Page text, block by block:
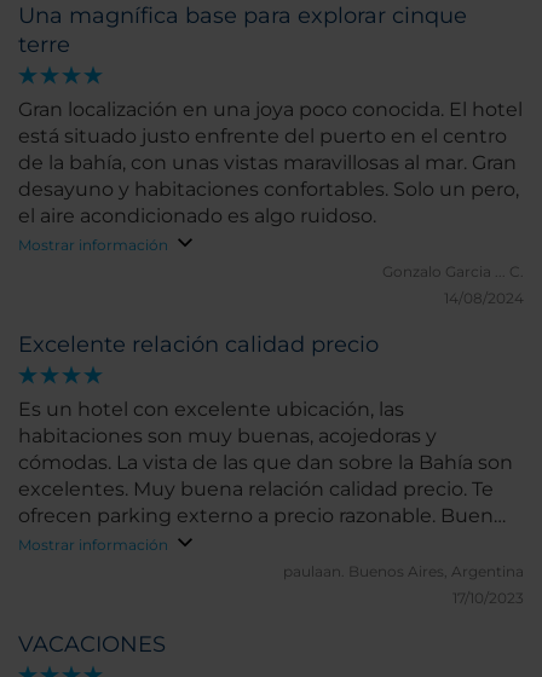
Una magnífica base para explorar cinque
terre
Gran localización en una joya poco conocida. El hotel
está situado justo enfrente del puerto en el centro
de la bahía, con unas vistas maravillosas al mar. Gran
desayuno y habitaciones confortables. Solo un pero,
el aire acondicionado es algo ruidoso.
Mostrar información
Gonzalo Garcia ... C.
14/08/2024
Excelente relación calidad precio
Es un hotel con excelente ubicación, las
habitaciones son muy buenas, acojedoras y
cómodas. La vista de las que dan sobre la Bahía son
excelentes. Muy buena relación calidad precio. Te
ofrecen parking externo a precio razonable. Buen
restaurante y muy buena atención, buenos platos
de la región, excelente vista.
Mostrar información
paulaan. Buenos Aires, Argentina
17/10/2023
VACACIONES